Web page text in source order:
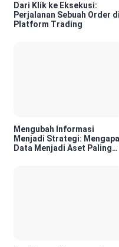
Dari Klik ke Eksekusi:
Perjalanan Sebuah Order di
Platform Trading
Mengubah Informasi
Menjadi Strategi: Mengapa
Data Menjadi Aset Paling